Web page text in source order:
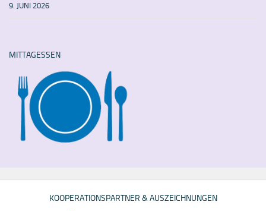
9. JUNI 2026
MITTAGESSEN
KOOPERATIONSPARTNER & AUSZEICHNUNGEN